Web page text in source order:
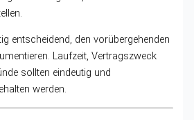
entscheidend, den vorübergehenden
Laufzeit, Vertragszweck
sollten eindeutig und
werden.